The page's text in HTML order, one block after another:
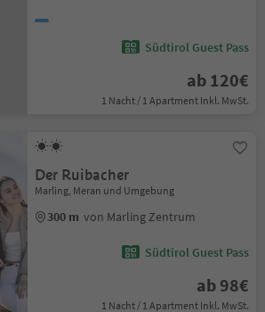
Südtirol Guest Pass
ab 120€
1 Nacht / 1 Apartment Inkl. MwSt.
Der Ruibacher
Marling, Meran und Umgebung
300 m von Marling Zentrum
Südtirol Guest Pass
ab 98€
1 Nacht / 1 Apartment Inkl. MwSt.